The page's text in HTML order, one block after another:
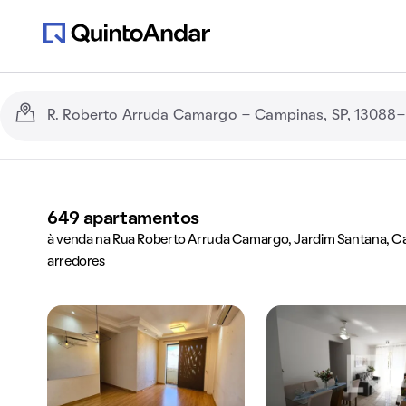
649 apartamentos
à venda na Rua Roberto Arruda Camargo, Jardim Santana,
arredores